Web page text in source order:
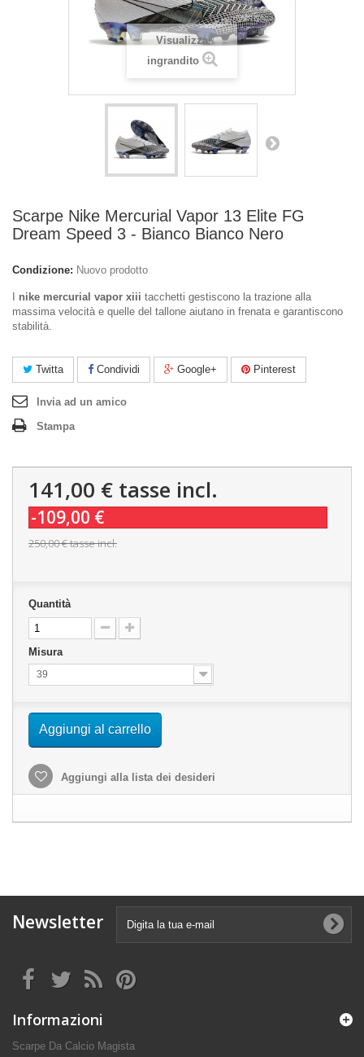
Visualizza
ingrandito
Scarpe Nike Mercurial Vapor 13 Elite FG
Dream Speed 3 - Bianco Bianco Nero
Condizione: Nuovo prodotto
nike mercurial vapor xiii tacchetti gestiscono la trazione alla
massima velocità e quelle del tallone aiutano in frenata e garantiscono
stabilità.
Twitta Condividi Google+ Pinterest
Invia ad un amico
Stampa
141,00 € tasse incl.
-109,00 €
250,00 €tasse incl.
Quantità
Misura
39
Aggiungi al carrello
Aggiungi alla lista dei desideri
Newsletter
Informazioni
Scarpe Da Calcio Magista